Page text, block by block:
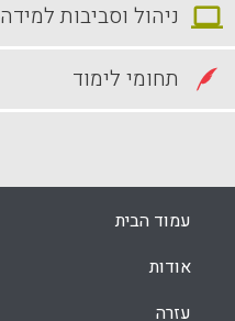
ניהול וסביבות למידה
תחומי לימוד
עמוד הבית
אודות
עזרה